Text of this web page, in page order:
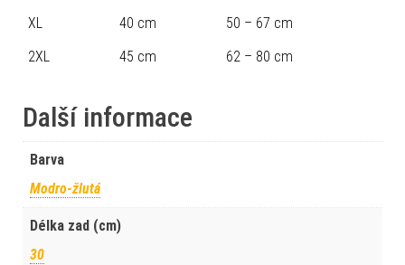
XL
40 cm
50 – 67 cm
2XL
45 cm 62 – 80 cm
Další informace
Barva
Modro-žlutá
Délka zad (cm)
30